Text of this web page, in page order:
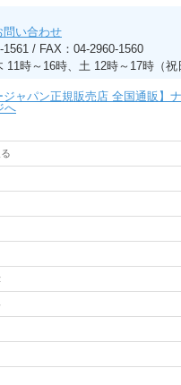
い合わせ
/ FAX：04-2960-1560
11時～16時、土 12時～17時（祝
ジャパン正規販売店 全国通販】
へ